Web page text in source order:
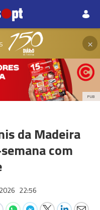
×
PUB
da Madeira
com
22:56